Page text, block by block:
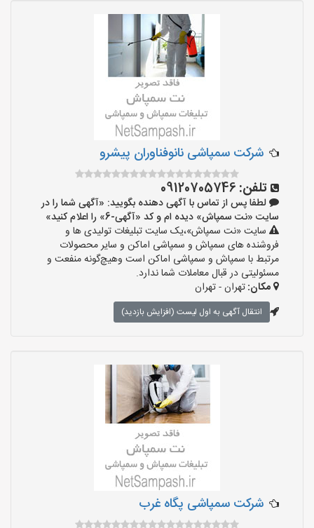
شرکت سمپاشی نانوفناوران پیشرو
تلفن: 09120705746
لطفا پس از تماس با آگهی دهنده بگویید: «آگهی شما را در
سایت «نت سمپاش» دیده ام و کد «آگهی-6» را اعلام کنید»
سایت «نت سمپاش»،یک سایت تبلیغات تولیدی ها و
فروشنده های سمپاش و سمپاشی اماکن و سایر محصولات
مرتبط با سمپاش و سمپاشی اماکن است وهیچ‌گونه منفعت و
مسئولیتی در قبال معاملات شما ندارد.
مکان:تهران - تهران
انتقال آگهی به اول لیست (افزایش بازدید)
شرکت سمپاشی پگاه غرب